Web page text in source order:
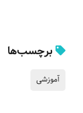
برچسب‌ها
آموزشی